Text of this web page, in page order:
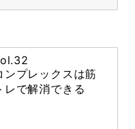
ンプレックスは筋
レで解消できる